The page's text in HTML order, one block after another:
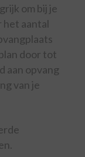
om bij je
het aantal
door tot
aan opvang
van je